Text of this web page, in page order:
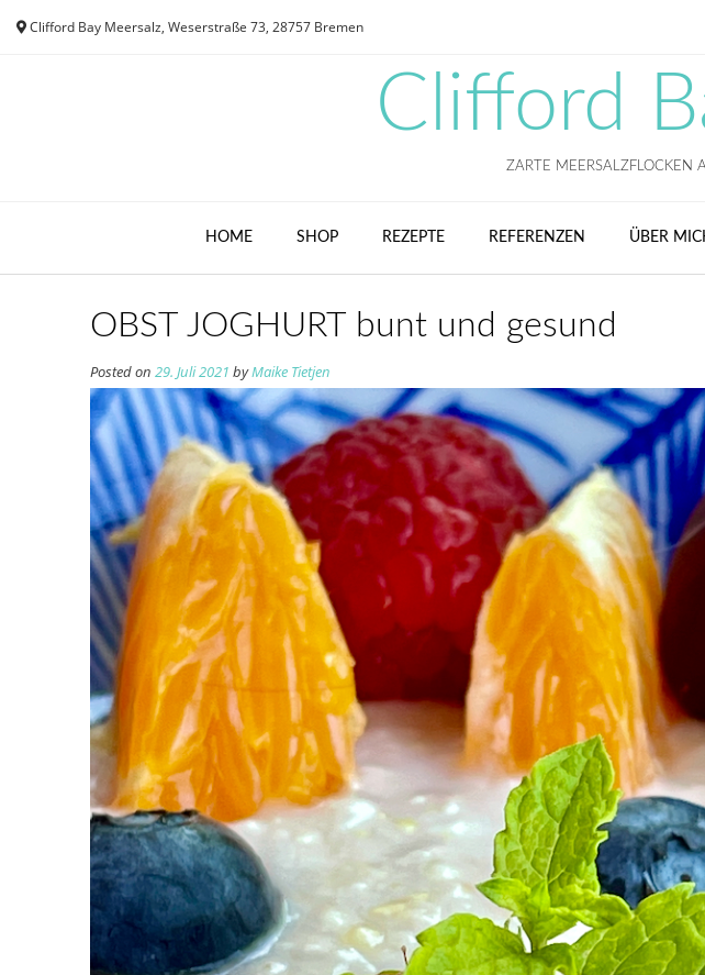
Clifford Bay Meersalz, Weserstraße 73, 28757 Bremen
Clifford
ZARTE MEERSALZFLOCKEN
HOME SHOP REZEPTE REFERENZEN ÜBER
OBST JOGHURT bunt und gesund
Posted on 29. Juli 2021 byMaike Tietjen